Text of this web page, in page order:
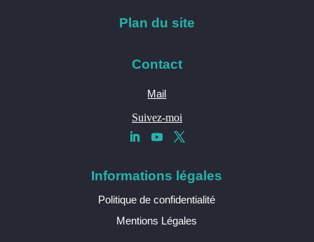
Plan du site
Contact
Mail
Suivez-moi
Informations légales
Politique de confidentialité
Mentions Légales